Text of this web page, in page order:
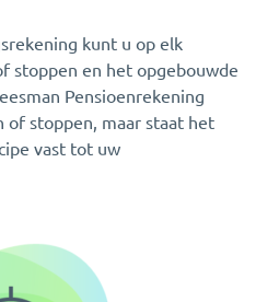
kunt u op elk
stoppen en het opgebouwde
Pensioenrekening
of stoppen, maar staat het
vast tot uw